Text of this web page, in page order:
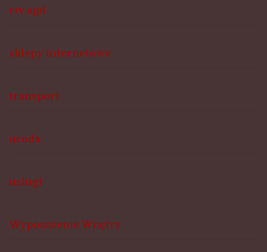
rtv agd
sklepy internetowe
transport
uroda
usługi
Wyposażenie Wnętrz